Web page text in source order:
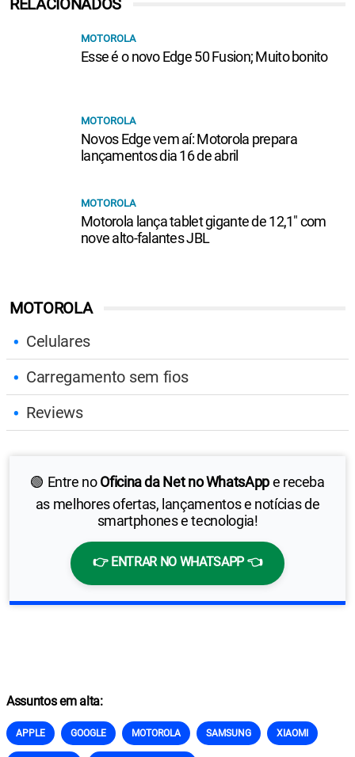
MOTOROLA
Celulares
Carregamento sem fios
Reviews
🟢 Entre noOficina da Net no WhatsAppe receba
as melhores ofertas, lançamentos e notícias de
smartphones e tecnologia!
👉 ENTRAR NO WHATSAPP 👈
RELACIONADOS
MOTOROLA
Esse é o novo Edge 50 Fusion; Muito bonito
MOTOROLA
Novos Edge vem aí: Motorola prepara
lançamentos dia 16 de abril
MOTOROLA
Motorola lança tablet gigante de 12,1" com
nove alto-falantes JBL
Assuntos em alta:
APPLE GOOGLE MOTOROLA SAMSUNG XIAOMI